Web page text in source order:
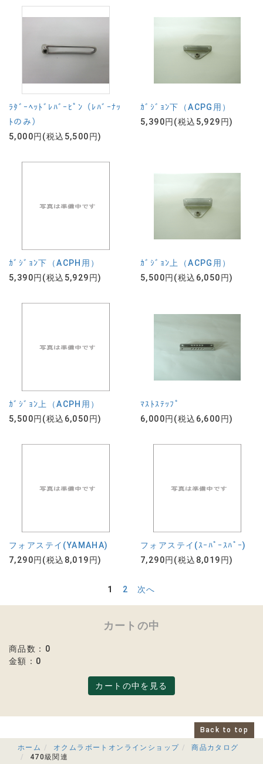
ﾗﾀﾞｰﾍｯﾄﾞﾚﾊﾞｰﾋﾟﾝ（ﾚﾊﾞｰﾅｯ
ﾄのみ）
5,000円(税込5,500円)
ｶﾞｼﾞｮﾝ下（ACPG用）
5,390円(税込5,929円)
ｶﾞｼﾞｮﾝ下（ACPH用）
5,390円(税込5,929円)
ｶﾞｼﾞｮﾝ上（ACPG用）
5,500円(税込6,050円)
ｶﾞｼﾞｮﾝ上（ACPH用）
5,500円(税込6,050円)
ﾏｽﾄｽﾃｯﾌﾟ
6,000円(税込6,600円)
フォアステイ(YAMAHA)
7,290円(税込8,019円)
フォアステイ(ｽｰﾊﾟｰｽﾊﾟｰ)
7,290円(税込8,019円)
1 2 次へ
カートの中
商品数：0
金額：0
カートの中を見る
Back to top
ホーム オクムラボートオンラインショップ
商品カタログ
470級関連